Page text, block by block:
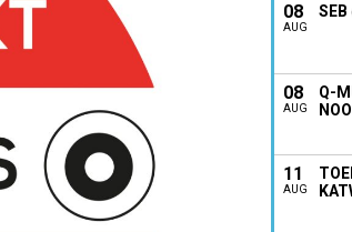
08
AUG
SEB
08
AUG
Q-
11
AUG